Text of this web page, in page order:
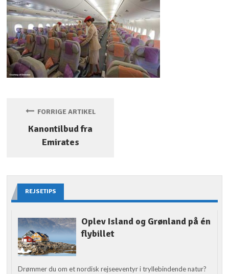
FORRIGE ARTIKEL
Kanontilbud fra
Emirates
REJSETIPS
Oplev Island og Grønland på én
flybillet
Drømmer du om et nordisk rejseeventyr i tryllebindende natur?